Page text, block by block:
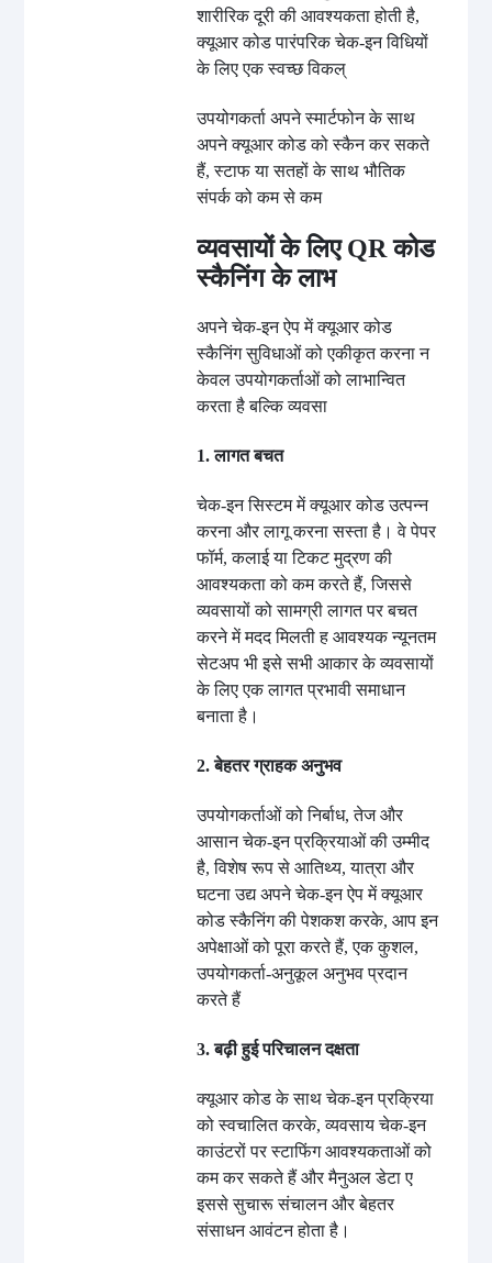
शारीरिक दूरी की आवश्यकता होती है,
क्यूआर कोड पारंपरिक चेक-इन विधियों
के लिए एक स्वच्छ विकल्
उपयोगकर्ता अपने स्मार्टफोन के साथ
अपने क्यूआर कोड को स्कैन कर सकते
हैं, स्टाफ या सतहों के साथ भौतिक
संपर्क को कम से कम
व्यवसायों के लिए QR कोड
स्कैनिंग के लाभ
अपने चेक-इन ऐप में क्यूआर कोड
स्कैनिंग सुविधाओं को एकीकृत करना न
केवल उपयोगकर्ताओं को लाभान्वित
करता है बल्कि व्यवसा
1. लागत बचत
चेक-इन सिस्टम में क्यूआर कोड उत्पन्न
करना और लागू करना सस्ता है। वे पेपर
फॉर्म, कलाई या टिकट मुद्रण की
आवश्यकता को कम करते हैं, जिससे
व्यवसायों को सामग्री लागत पर बचत
करने में मदद मिलती ह आवश्यक न्यूनतम
सेटअप भी इसे सभी आकार के व्यवसायों
के लिए एक लागत प्रभावी समाधान
बनाता है।
2. बेहतर ग्राहक अनुभव
उपयोगकर्ताओं को निर्बाध, तेज और
आसान चेक-इन प्रक्रियाओं की उम्मीद
है, विशेष रूप से आतिथ्य, यात्रा और
घटना उद्य अपने चेक-इन ऐप में क्यूआर
कोड स्कैनिंग की पेशकश करके, आप इन
अपेक्षाओं को पूरा करते हैं, एक कुशल,
उपयोगकर्ता-अनुकूल अनुभव प्रदान
करते हैं
3. बढ़ी हुई परिचालन दक्षता
क्यूआर कोड के साथ चेक-इन प्रक्रिया
को स्वचालित करके, व्यवसाय चेक-इन
काउंटरों पर स्टाफिंग आवश्यकताओं को
कम कर सकते हैं और मैनुअल डेटा ए
इससे सुचारू संचालन और बेहतर
संसाधन आवंटन होता है।